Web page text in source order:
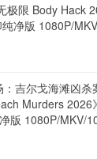
极限 Body Hack
净版 1080P/
吉尔戈海滩凶杀
Murders 2026
版 1080P/MKV/